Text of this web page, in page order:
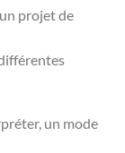
projet de
un mode